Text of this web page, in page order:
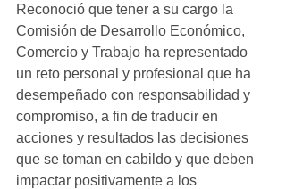
Reconoció que tener a su cargo la
Comisión de Desarrollo Económico,
Comercio y Trabajo ha representado
un reto personal y profesional que ha
desempeñado con responsabilidad y
compromiso, a fin de traducir en
acciones y resultados las decisiones
que se toman en cabildo y que deben
impactar positivamente a los